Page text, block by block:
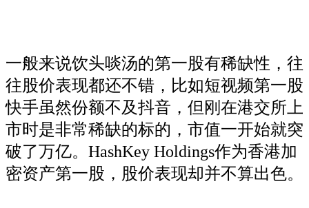
一般来说饮头啖汤的第一股有稀缺性，往
往股价表现都还不错，比如短视频第一股
快手虽然份额不及抖音，但刚在港交所上
市时是非常稀缺的标的，市值一开始就突
破了万亿。HashKey Holdings作为香港加
密资产第一股，股价表现却并不算出色。